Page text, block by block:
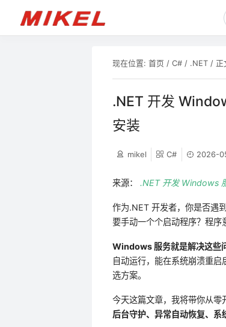
现在位置: 首页 / C#/ .NET/ 正
.NET 开发
安装
mikel C# 2026-
来源： .NET 开发 Windows
作为.NET 开发者，你是否遇
要手动一个个启动程序？程序
Windows 服务就是解决这些
自动运行，能在系统崩溃重
选方案。
今天这篇文章，我将带你从
后台守护、异常自动恢复、系